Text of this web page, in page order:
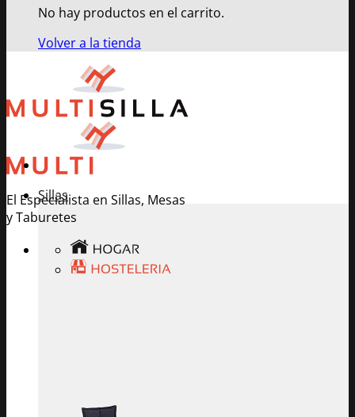
No hay productos en el carrito.
Volver a la tienda
El Especialista en Sillas, Mesas
y Taburetes
Sillas